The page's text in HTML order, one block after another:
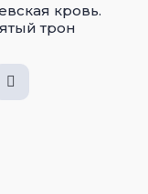
кровь.
трон